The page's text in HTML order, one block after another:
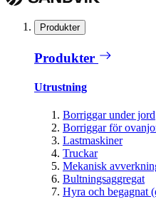
Produkter
Produkter
Utrustning
Borriggar under jord
Borriggar för
Lastmaskiner
Truckar
Mekanisk
Bultningsaggregat
Hyra och begagnat